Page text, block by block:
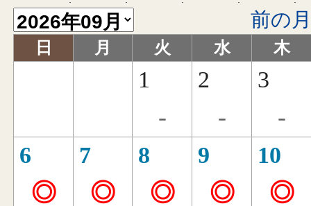
前の
日 月 火 水 木
1
-
2
-
3
-
6
◎
7
◎
8
◎
9
◎
10
◎